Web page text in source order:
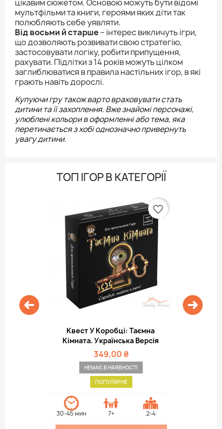
цікавим сюжетом. Основою можуть бути відомі
мультфільми та книги, героями яких діти так
полюбляють себе уявляти.
Від восьми й старше– інтерес викличуть ігри,
що дозволяють розвивати свою стратегію,
застосовувати логіку, робити припущення,
рахувати. Підлітки з 14 років можуть цілком
заглиблюватися в правила настільних ігор, в які
грають навіть дорослі.
Купуючи гру також варто враховувати стать
дитини та її захоплення. Вже знайомі персонажі,
улюблені кольори в оформленні або тема, яка
перетинається з хобі однозначно привернуть
увагу дитини.
ТОП ІГОР В КАТЕГОРІЇ
Діноленд
649,00 ₴
ПОПУЛЯРНЕ
30-45 мин 7+
 У КОШИК
favorite_border